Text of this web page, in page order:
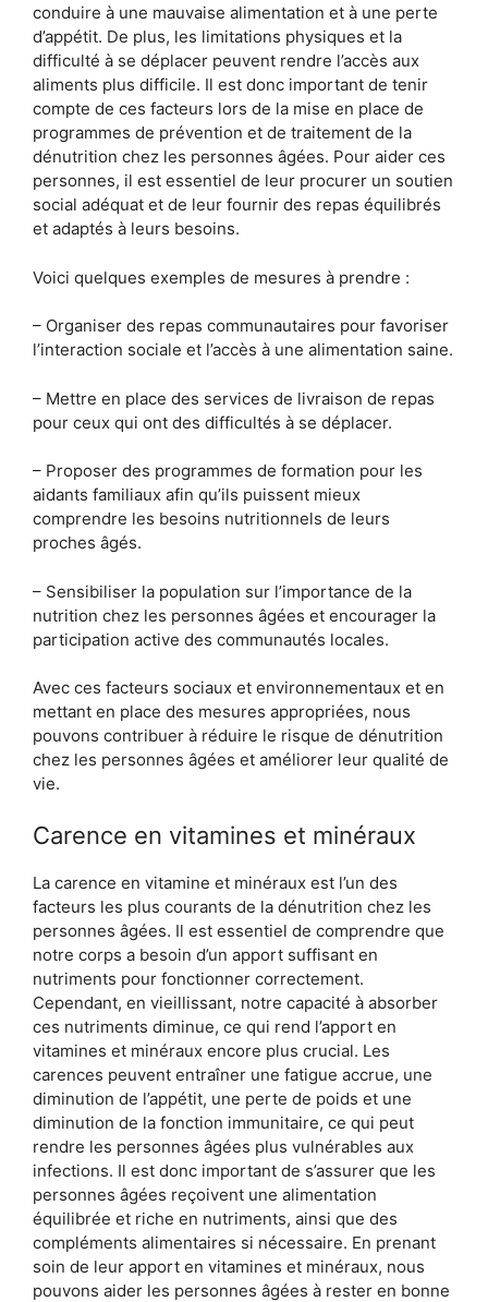
conduire à une mauvaise alimentation et à une perte
d’appétit. De plus, les limitations physiques et la
difficulté à se déplacer peuvent rendre l’accès aux
aliments plus difficile. Il est donc important de tenir
compte de ces facteurs lors de la mise en place de
programmes de prévention et de traitement de la
dénutrition chez les personnes âgées. Pour aider ces
personnes, il est essentiel de leur procurer un soutien
social adéquat et de leur fournir des repas équilibrés
et adaptés à leurs besoins.
Voici quelques exemples de mesures à prendre :
– Organiser des repas communautaires pour favoriser
l’interaction sociale et l’accès à une alimentation saine.
– Mettre en place des services de livraison de repas
pour ceux qui ont des difficultés à se déplacer.
– Proposer des programmes de formation pour les
aidants familiaux afin qu’ils puissent mieux
comprendre les besoins nutritionnels de leurs
proches âgés.
– Sensibiliser la population sur l’importance de la
nutrition chez les personnes âgées et encourager la
participation active des communautés locales.
Avec ces facteurs sociaux et environnementaux et en
mettant en place des mesures appropriées, nous
pouvons contribuer à réduire le risque de dénutrition
chez les personnes âgées et améliorer leur qualité de
vie.
Carence en vitamines et minéraux
La carence en vitamine et minéraux est l’un des
facteurs les plus courants de la dénutrition chez les
personnes âgées. Il est essentiel de comprendre que
notre corps a besoin d’un apport suffisant en
nutriments pour fonctionner correctement.
Cependant, en vieillissant, notre capacité à absorber
ces nutriments diminue, ce qui rend l’apport en
vitamines et minéraux encore plus crucial. Les
carences peuvent entraîner une fatigue accrue, une
diminution de l’appétit, une perte de poids et une
diminution de la fonction immunitaire, ce qui peut
rendre les personnes âgées plus vulnérables aux
infections. Il est donc important de s’assurer que les
personnes âgées reçoivent une alimentation
équilibrée et riche en nutriments, ainsi que des
compléments alimentaires si nécessaire. En prenant
soin de leur apport en vitamines et minéraux, nous
pouvons aider les personnes âgées à rester en bonne